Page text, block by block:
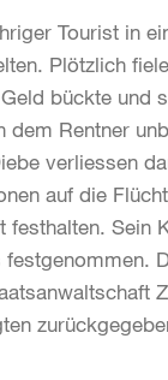
Tourist in
Plötzlich
bückte
Rentner
verliessen
auf die
Sein